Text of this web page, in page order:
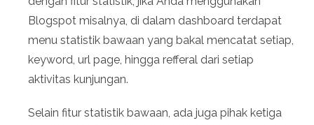
Blogspot misalnya, di dalam dashboard terdapat
menu statistik bawaan yang bakal mencatat setiap,
keyword, url page, hingga refferal dari setiap
aktivitas kunjungan.
Selain fitur statistik bawaan, ada juga pihak ketiga